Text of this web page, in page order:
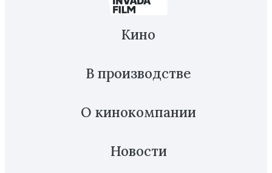
Кино
В производстве
О кинокомпании
Новости